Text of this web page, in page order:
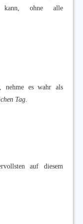
kann, ohne alle
nehme es wahr als
Tag
auf diesem